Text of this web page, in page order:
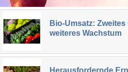
Bio-Umsatz:
weiteres Wachstum